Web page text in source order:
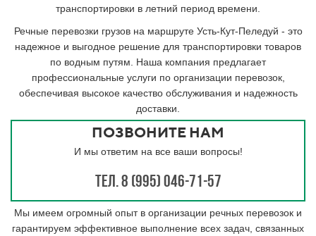
транспортировки в летний период времени.
Речные перевозки грузов на маршруте Усть-Кут-Пеледуй - это
надежное и выгодное решение для транспортировки товаров
по водным путям. Наша компания предлагает
профессиональные услуги по организации перевозок,
обеспечивая высокое качество обслуживания и надежность
доставки.
ПОЗВОНИТЕ НАМ
И мы ответим на все ваши вопросы!
Тел. 8 (995) 046-71-57
Мы имеем огромный опыт в организации речных перевозок и
гарантируем эффективное выполнение всех задач, связанных